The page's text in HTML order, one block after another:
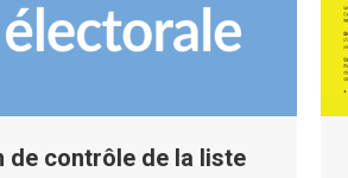
de contrôle de la liste